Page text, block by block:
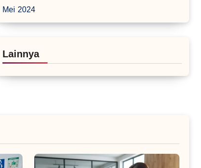
Mei 2024
Lainnya